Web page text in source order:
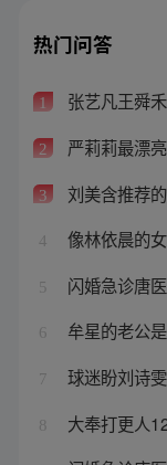
热门问答
1 张艺凡王舜禾
2 严莉莉最漂亮
3 刘美含推荐
4 像林依晨的
5 闪婚急诊唐
6 牟星的老公
7 球迷盼刘诗
8 大奉打更人